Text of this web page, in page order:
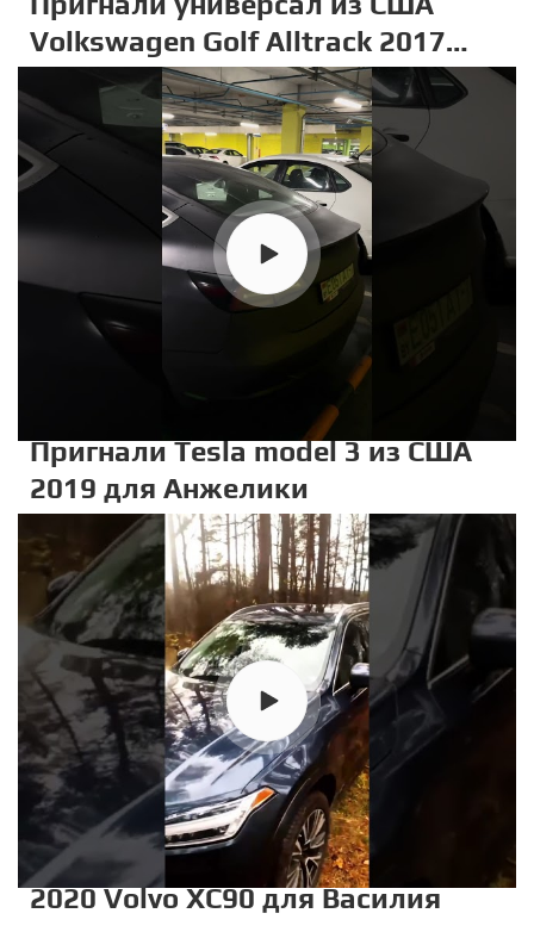
Volkswagen Golf Alltrack 2017
для Ксении и Алексея
Пригнали Tesla model 3 из США
2019 для Анжелики
2020 Volvo XC90 для Василия